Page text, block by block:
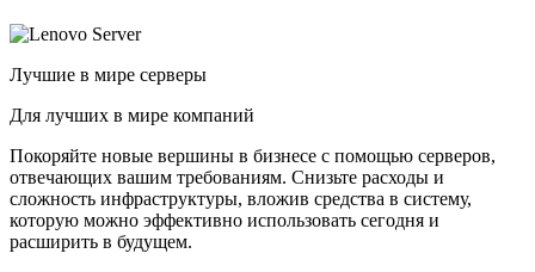
Лучшие в мире серверы
Для лучших в мире компаний
Покоряйте новые вершины в бизнесе с помощью серверов,
отвечающих вашим требованиям. Снизьте расходы и
сложность инфраструктуры, вложив средства в систему,
которую можно эффективно использовать сегодня и
расширить в будущем.